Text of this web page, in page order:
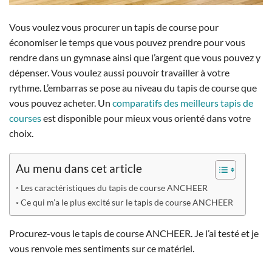
Vous voulez vous procurer un tapis de course pour
économiser le temps que vous pouvez prendre pour vous
rendre dans un gymnase ainsi que l’argent que vous pouvez y
dépenser. Vous voulez aussi pouvoir travailler à votre
rythme. L’embarras se pose au niveau du tapis de course que
vous pouvez acheter. Un comparatifs des meilleurs tapis de
coursesest disponible pour mieux vous orienté dans votre
choix.
Au menu dans cet article
Les caractéristiques du tapis de course ANCHEER
Ce qui m’a le plus excité sur le tapis de course ANCHEER
Procurez-vous le tapis de course ANCHEER. Je l’ai testé et je
vous renvoie mes sentiments sur ce matériel.